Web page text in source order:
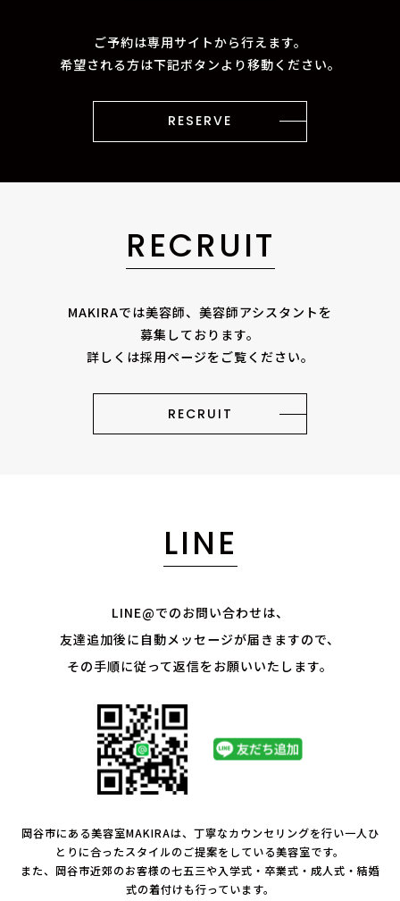
ご予約は専用サイトから行えます。
希望される方は下記ボタンより移動ください。
RESERVE
RECRUIT
MAKIRAでは美容師、美容師アシスタントを
募集しております。
詳しくは採用ページをご覧ください。
RECRUIT
LINE
LINE@でのお問い合わせは、
友達追加後に自動メッセージが届きますので、
その手順に従って返信をお願いいたします。
岡谷市にある美容室MAKIRAは、丁寧なカウンセリングを行い一人ひ
とりに合ったスタイルのご提案をしている美容室です。
また、岡谷市近郊のお客様の七五三や入学式・卒業式・成人式・結婚
式の着付けも行っています。